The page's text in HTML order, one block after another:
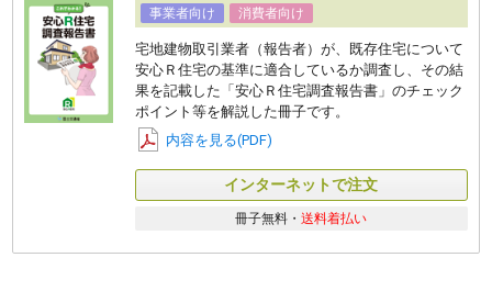
事業者向け 消費者向け
宅地建物取引業者（報告者）が、既存住宅について
安心Ｒ住宅の基準に適合しているか調査し、その結
果を記載した「安心Ｒ住宅調査報告書」のチェック
ポイント等を解説した冊子です。
内容を見る(PDF)
インターネットで注文
冊子無料・送料着払い